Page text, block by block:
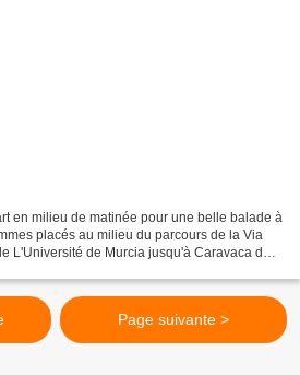
en milieu de matinée pour une belle balade à
placés au milieu du parcours de la Via
L'Université de Murcia jusqu'à Caravaca de
Page suivante >